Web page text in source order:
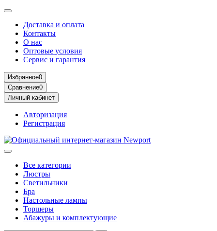
Доставка и оплата
Контакты
О нас
Оптовые условия
Сервис и гарантия
Избранное0
Сравнение0
Личный кабинет
Авторизация
Регистрация
Все категории
Люстры
Светильники
Бра
Настольные лампы
Торшеры
Абажуры и комплектующие